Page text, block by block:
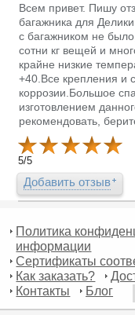
Всем привет. Пишу
багажника для
с багажником не
сотни кг вещей и
крайне низкие
+40.Все крепления и
коррозии.Большое
изготовлением
рекомендовать,
5/5
Добавить отзыв
Политика
информации
Сертификаты
Как заказать?
Контакты
Блог